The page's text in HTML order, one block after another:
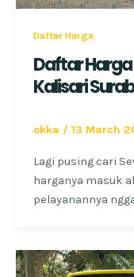
Daftar Harga
Daftar
Kalisari
okka / 13 March
Lagi pusing cari
harganya masuk
pelayanannya